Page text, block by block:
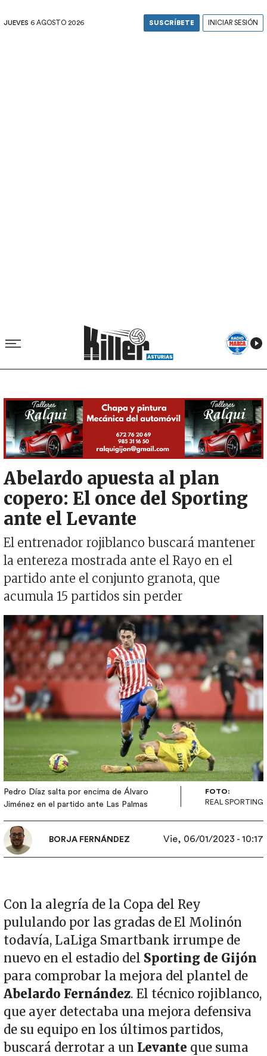
JUEVES 6 AGOSTO 2026 SUSCRÍBETE INICIAR SESIÓN
Abelardo apuesta al plan
copero: El once del Sporting
ante el Levante
El entrenador rojiblanco buscará mantener
la entereza mostrada ante el Rayo en el
partido ante el conjunto granota, que
acumula 15 partidos sin perder
Imagen
Pedro Díaz salta por encima de Álvaro
Jiménez en el partido ante Las Palmas
FOTO:
REAL SPORTING
BORJA FERNÁNDEZ Vie, 06/01/2023 - 10:17
Con la alegría de la Copa del Rey
pululando por las gradas de El Molinón
todavía, LaLiga Smartbank irrumpe de
nuevo en el estadio del Sporting de Gijón
para comprobar la mejora del plantel de
Abelardo Fernández. El técnico rojiblanco,
que ayer detectaba una mejora defensiva
de su equipo en los últimos partidos,
buscará derrotar a un Levante que suma